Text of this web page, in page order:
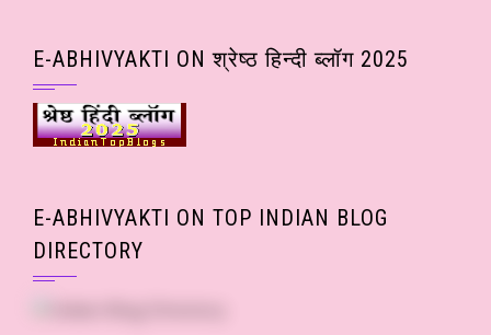
E-ABHIVYAKTI ON श्रेष्ठ हिन्दी ब्लॉग 2025
E-ABHIVYAKTI ON TOP INDIAN BLOG
DIRECTORY